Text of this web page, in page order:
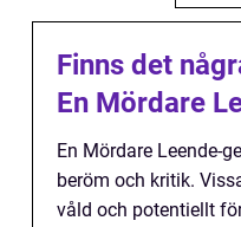
Finns det
En Mördare
En Mördare Leende-
beröm och kritik.
våld och potentiellt